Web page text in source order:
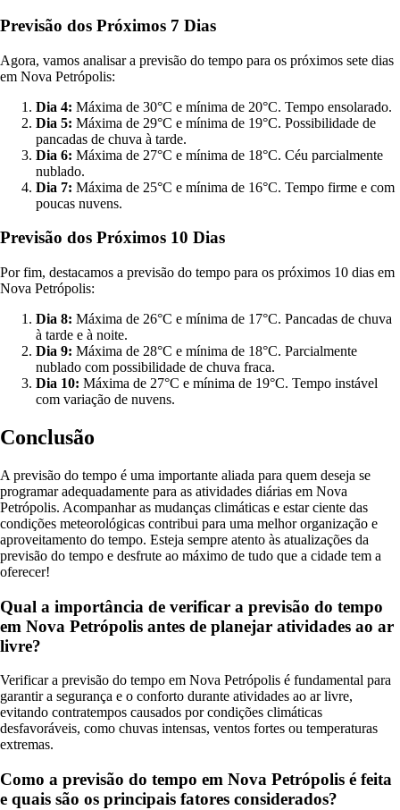
Previsão dos Próximos 7 Dias
Agora, vamos analisar a previsão do tempo para os próximos sete dias
em Nova Petrópolis:
Dia 4: Máxima de 30°C e mínima de 20°C. Tempo ensolarado.
Dia 5: Máxima de 29°C e mínima de 19°C. Possibilidade de
pancadas de chuva à tarde.
Dia 6: Máxima de 27°C e mínima de 18°C. Céu parcialmente
nublado.
Dia 7: Máxima de 25°C e mínima de 16°C. Tempo firme e com
poucas nuvens.
Previsão dos Próximos 10 Dias
Por fim, destacamos a previsão do tempo para os próximos 10 dias em
Nova Petrópolis:
Dia 8: Máxima de 26°C e mínima de 17°C. Pancadas de chuva
à tarde e à noite.
Dia 9: Máxima de 28°C e mínima de 18°C. Parcialmente
nublado com possibilidade de chuva fraca.
Dia 10: Máxima de 27°C e mínima de 19°C. Tempo instável
com variação de nuvens.
Conclusão
A previsão do tempo é uma importante aliada para quem deseja se
programar adequadamente para as atividades diárias em Nova
Petrópolis. Acompanhar as mudanças climáticas e estar ciente das
condições meteorológicas contribui para uma melhor organização e
aproveitamento do tempo. Esteja sempre atento às atualizações da
previsão do tempo e desfrute ao máximo de tudo que a cidade tem a
oferecer!
Qual a importância de verificar a previsão do tempo
em Nova Petrópolis antes de planejar atividades ao ar
livre?
Verificar a previsão do tempo em Nova Petrópolis é fundamental para
garantir a segurança e o conforto durante atividades ao ar livre,
evitando contratempos causados por condições climáticas
desfavoráveis, como chuvas intensas, ventos fortes ou temperaturas
extremas.
Como a previsão do tempo em Nova Petrópolis é feita
e quais são os principais fatores considerados?